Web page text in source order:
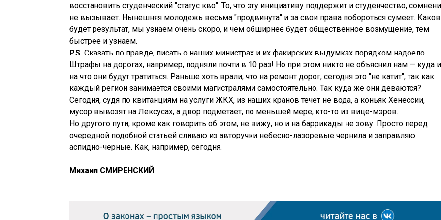
восстановить студенческий "статус кво". То, что эту инициативу поддержит и студенчество,
не вызывает. Нынешняя молодежь весьма "продвинута" и за свои права побороться сумеет. Каков
будет результат, мы узнаем очень скоро, и чем обширнее будет общественное возмущение, тем
быстрее и узнаем.
P.S. Сказать по правде, писать о наших министрах и их факирских выдумках порядком надоело.
Штрафы на дорогах, например, подняли почти в 10 раз! Но при этом никто не объяснил нам — куда и
на что они будут тратиться. Раньше хоть врали, что на ремонт дорог, сегодня это "не катит", так как
каждый регион занимается своими магистралями самостоятельно. Так куда же они деваются?
Сегодня, судя по квитанциям на услуги ЖКХ, из наших кранов течет не вода, а коньяк Хенессии,
мусор вывозят на Лексусах, а двор подметает, по меньшей мере, кто-то из вице-мэров.
Но другого пути, кроме как говорить об этом, не вижу, но и на баррикады не зову. Просто перед
очередной подобной статьей сливаю из авторучки небесно-лазоревые чернила и заправляю
аспидно-черные. Как, например, сегодня.
Михаил СМИРЕНСКИЙ